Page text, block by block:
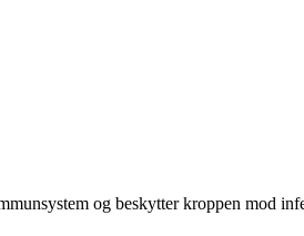
og beskytter kroppen mod